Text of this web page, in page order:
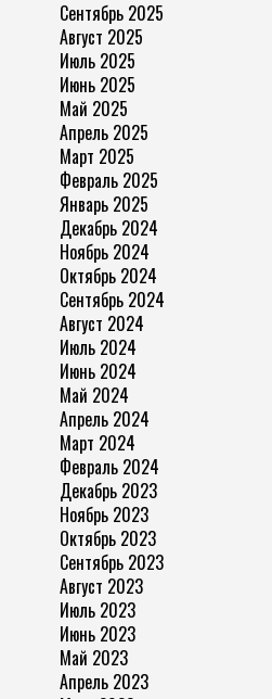
Сентябрь 2025
Август 2025
Июль 2025
Июнь 2025
Май 2025
Апрель 2025
Март 2025
Февраль 2025
Январь 2025
Декабрь 2024
Ноябрь 2024
Октябрь 2024
Сентябрь 2024
Август 2024
Июль 2024
Июнь 2024
Май 2024
Апрель 2024
Март 2024
Февраль 2024
Декабрь 2023
Ноябрь 2023
Октябрь 2023
Сентябрь 2023
Август 2023
Июль 2023
Июнь 2023
Май 2023
Апрель 2023